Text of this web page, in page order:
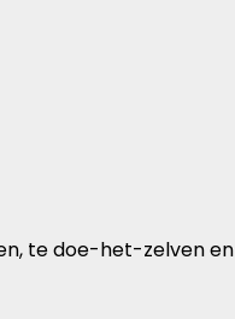
te doe-het-zelven en